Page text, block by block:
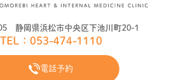
静岡県浜松市中央区下池川町20-1
TEL： 053-474-1110
電話予約